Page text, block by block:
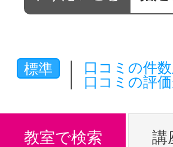
標準
口コミの件
口コミの評
教室で検索 講